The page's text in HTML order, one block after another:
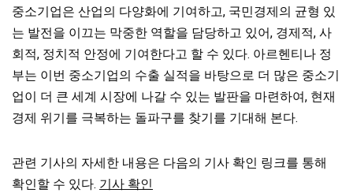
중소기업은 산업의 다양화에 기여하고, 국민경제의 균형 있
는 발전을 이끄는 막중한 역할을 담당하고 있어, 경제적, 사
회적, 정치적 안정에 기여한다고 할 수 있다. 아르헨티나 정
부는 이번 중소기업의 수출 실적을 바탕으로 더 많은 중소기
업이 더 큰 세계 시장에 나갈 수 있는 발판을 마련하여, 현재
경제 위기를 극복하는 돌파구를 찾기를 기대해 본다.
관련 기사의 자세한 내용은 다음의 기사 확인 링크를 통해
확인할 수 있다. 기사 확인